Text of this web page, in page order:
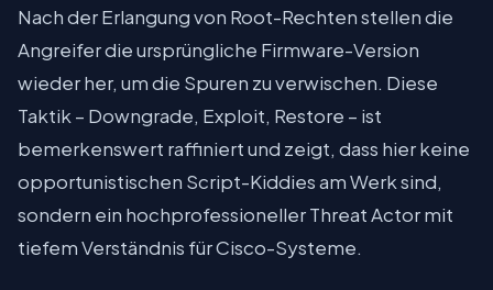
Nach der Erlangung von Root-Rechten stellen die
Angreifer die ursprüngliche Firmware-Version
wieder her, um die Spuren zu verwischen. Diese
Taktik – Downgrade, Exploit, Restore – ist
bemerkenswert raffiniert und zeigt, dass hier keine
opportunistischen Script-Kiddies am Werk sind,
sondern ein hochprofessioneller Threat Actor mit
tiefem Verständnis für Cisco-Systeme.